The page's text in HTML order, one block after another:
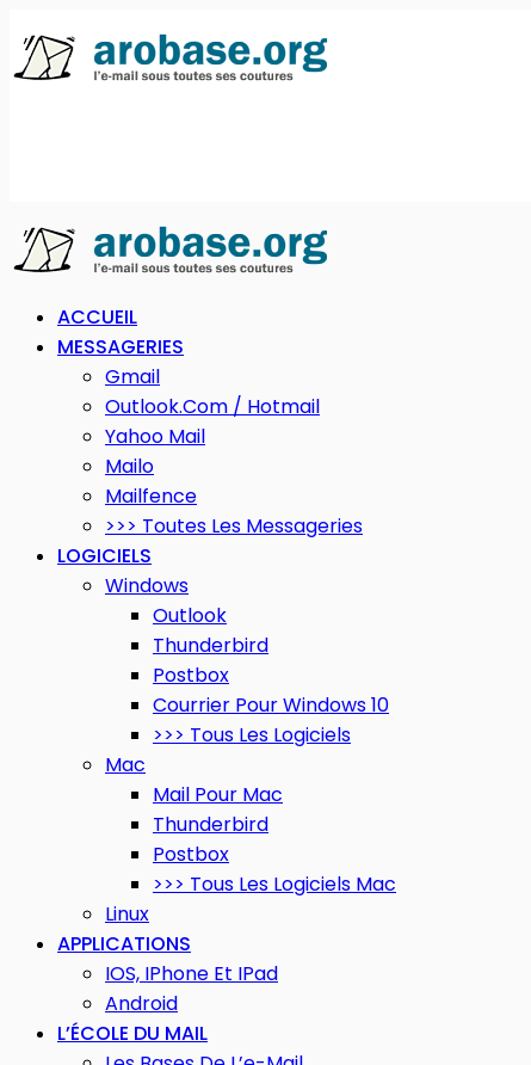
ACCUEIL
MESSAGERIES
Gmail
Outlook.com / Hotmail
Yahoo Mail
Mailo
Mailfence
>>> Toutes Les Messageries
LOGICIELS
Windows
Outlook
Thunderbird
Postbox
Courrier Pour Windows 10
>>> Tous Les Logiciels
Mac
Mail Pour Mac
Thunderbird
Postbox
>>> Tous Les Logiciels Mac
Linux
APPLICATIONS
IOS, IPhone Et IPad
Android
L’ÉCOLE DU MAIL